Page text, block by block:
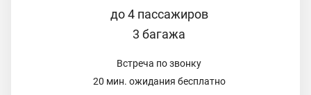
до 4 пассажиров
3 багажа
Встреча по звонку
20 мин. ожидания бесплатно